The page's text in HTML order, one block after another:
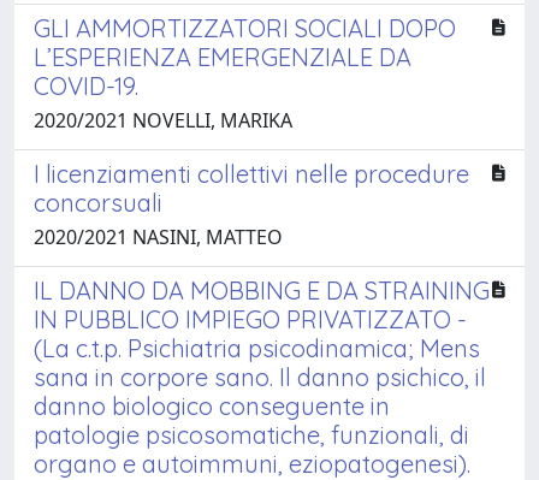
GLI AMMORTIZZATORI SOCIALI DOPO
L’ESPERIENZA EMERGENZIALE DA
COVID-19.
2020/2021 NOVELLI, MARIKA
I licenziamenti collettivi nelle procedure
concorsuali
2020/2021 NASINI, MATTEO
IL DANNO DA MOBBING E DA STRAINING
IN PUBBLICO IMPIEGO PRIVATIZZATO -
(La c.t.p. Psichiatria psicodinamica; Mens
sana in corpore sano. Il danno psichico, il
danno biologico conseguente in
patologie psicosomatiche, funzionali, di
organo e autoimmuni, eziopatogenesi).